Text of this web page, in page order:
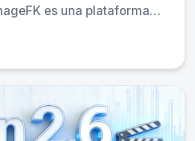
segundos mostrando prendas
publicaron en Instagram
mejoraron un 40% respecto
estáticas.
es una plataforma